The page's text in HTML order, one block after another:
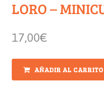
LORO –
17,00€
AÑADIR AL CARRITO